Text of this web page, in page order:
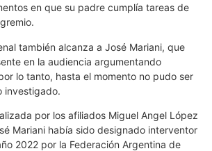
en que su padre cumplía tareas de
también alcanza a José Mariani, que
en la audiencia argumentando
lo tanto, hasta el momento no pudo ser
investigado.
por los afiliados Miguel Angel López
Mariani había sido designado interventor
2022 por la Federación Argentina de